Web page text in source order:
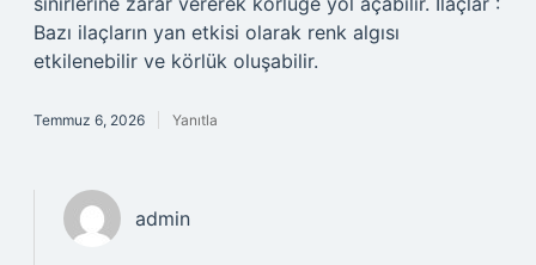
Bazı ilaçların yan etkisi olarak renk algısı
etkilenebilir ve körlük oluşabilir.
Temmuz 6, 2026 Yanıtla
admin